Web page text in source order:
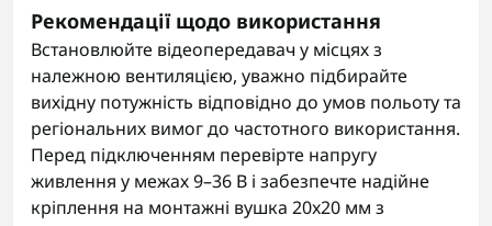
Рекомендації щодо використання
Встановлюйте відеопередавач у місцях з
належною вентиляцією, уважно підбирайте
вихідну потужність відповідно до умов польоту та
регіональних вимог до частотного використання.
Перед підключенням перевірте напругу
живлення у межах 9–36 В і забезпечте надійне
кріплення на монтажні вушка 20x20 мм з